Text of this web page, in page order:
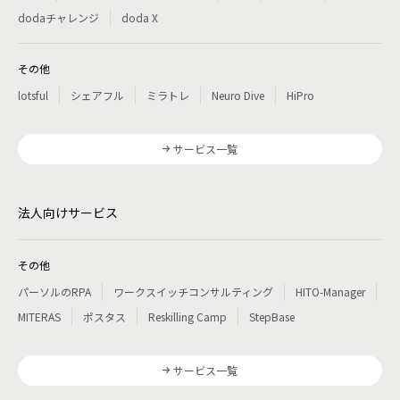
dodaチャレンジ doda X
その他
lotsful
シェアフル ミラトレ Neuro Dive HiPro
サービス一覧
法人向けサービス
その他
パーソルのRPA
ワークスイッチコンサルティング
HITO-Manager
MITERAS
ポスタス Reskilling Camp StepBase
サービス一覧